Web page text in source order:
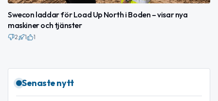
Swecon laddar för Load Up North i Boden – visar nya
maskiner och tjänster
2 1 1
Senaste nytt